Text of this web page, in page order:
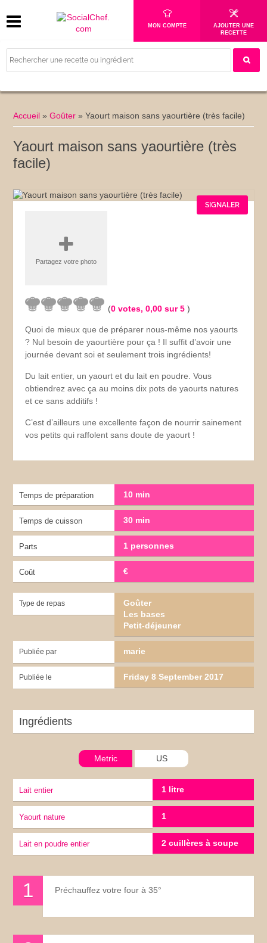
MON COMPTE
AJOUTER UNE
RECETTE
Accueil »Goûter »Yaourt maison sans yaourtière (très facile)
Yaourt maison sans yaourtière (très
facile)
SIGNALER
Partagez votre photo
(0 votes,0,00 sur 5)
Quoi de mieux que de préparer nous-même nos yaourts
? Nul besoin de yaourtière pour ça ! Il suffit d’avoir une
journée devant soi et seulement trois ingrédients!
Du lait entier, un yaourt et du lait en poudre. Vous
obtiendrez avec ça au moins dix pots de yaourts natures
et ce sans additifs !
C’est d’ailleurs une excellente façon de nourrir sainement
vos petits qui raffolent sans doute de yaourt !
Temps de préparation 10 min
Temps de cuisson 30 min
Parts 1 personnes
Coût €
Type de repas
Goûter
Les bases
Petit-déjeuner
Publiée par marie
Publiée le Friday 8 September 2017
Ingrédients
Metric US
Lait entier 1 litre
yaourt nature 1
lait en poudre entier 2 cuillères à soupe
Préchauffez votre four à 35°